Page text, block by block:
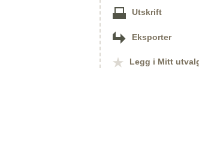
Utskrift
Eksporter
Legg i Mitt